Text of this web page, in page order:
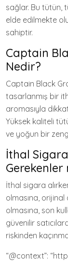
sağlar. Bu tütün,
elde edilmekte
sahiptir.
Captain
Nedir?
Captain Black
tasarlanmış bir
aromasıyla
Yüksek kaliteli
ve yoğun bir
İthal
Gerekenler
İthal sigara
olmasına,
olmasına, son
güvenilir
riskinden
“@context”: